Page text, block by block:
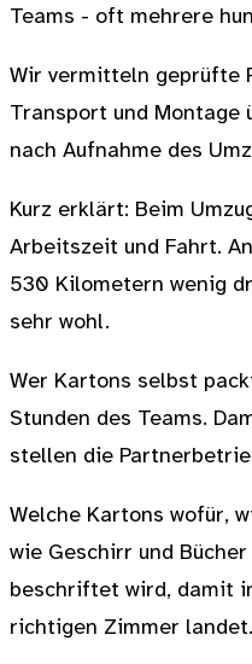
Teams - oft mehrere
Wir vermitteln geprüfte
Transport und Montage
nach Aufnahme des
Kurz erklärt: Beim
Arbeitszeit und Fahrt.
530 Kilometern wenig
sehr wohl.
Wer Kartons selbst
Stunden des Teams.
stellen die
Welche Kartons wofür,
wie Geschirr und
beschriftet wird, damit
richtigen Zimmer landet.